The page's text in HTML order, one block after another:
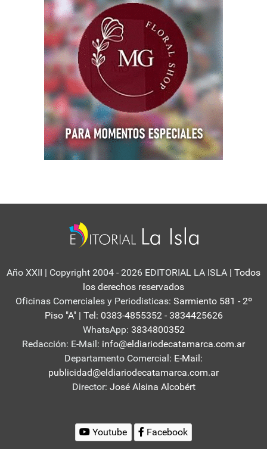
Año XXII | Copyright 2004 - 2026 EDITORIAL LA ISLA | Todos
los derechos reservados
Oficinas Comerciales y Periodisticas: Sarmiento 581 - 2º
Piso "A" | Tel: 0383-4855352 - 3834425626
WhatsApp: 3834800352
Redacción: E-Mail: info@eldiariodecatamarca.com.ar
Departamento Comercial: E-Mail:
publicidad@eldiariodecatamarca.com.ar
Director: José Alsina Alcobért
Youtube Facebook